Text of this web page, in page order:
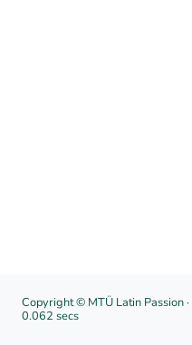
Copyright © MTÜ Latin Passion ·
0.062 secs